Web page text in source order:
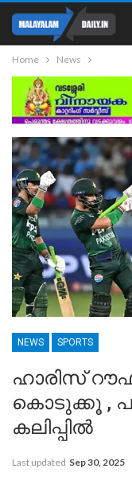
Home News
NEWS SPORTS
ഹാരിസ്
കൊടുക്കൂ ,
കലിപ്പിൽ
Last updated Sep 30, 2025